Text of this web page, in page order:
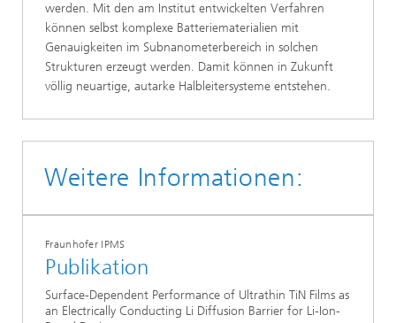
werden. Mit den am Institut entwickelten Verfahren
können selbst komplexe Batteriematerialien mit
Genauigkeiten im Subnanometerbereich in solchen
Strukturen erzeugt werden. Damit können in Zukunft
völlig neuartige, autarke Halbleitersysteme entstehen.
Weitere Informationen:
Fraunhofer IPMS
Publikation
Surface-Dependent Performance of Ultrathin TiN Films as
an Electrically Conducting Li Diffusion Barrier for Li-Ion-